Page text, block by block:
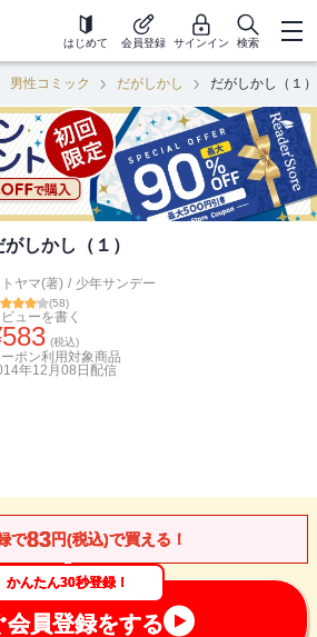
はじめて 会員登録 サインイン 検索
男性コミック だがしかし だがしかし（１）
がしかし（１）
トヤマ(著) / 少年サンデー
(58)
ビューを書く
583 (税込)
ポン利用対象商品
年12月08日 配信
で83円(税込)で買える！
かんたん30秒登録！
会員登録をする